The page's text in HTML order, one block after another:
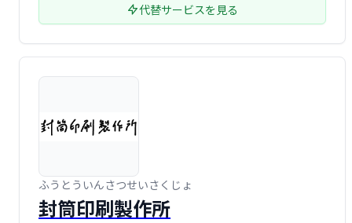
代替サービスを見る
ふうとういんさつせいさくじょ
封筒印刷製作所